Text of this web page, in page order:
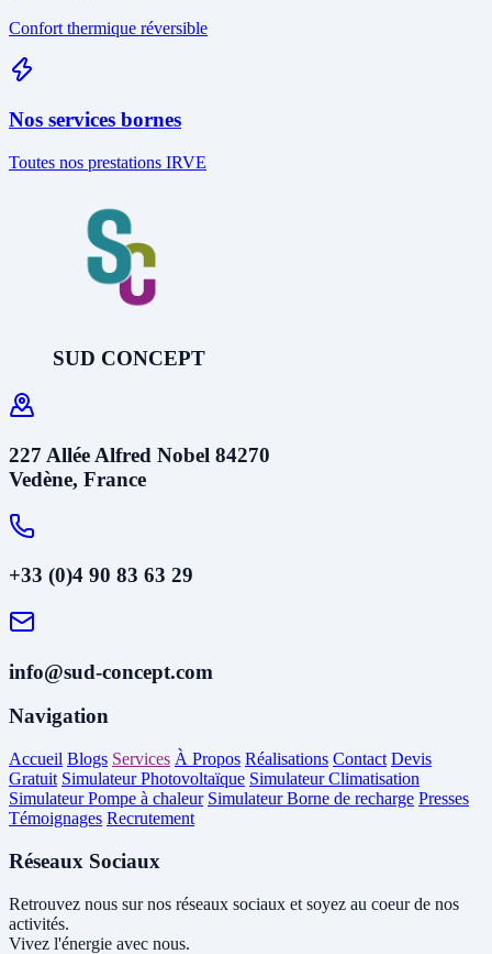
Confort thermique réversible
Nos services bornes
Toutes nos prestations IRVE
SUD CONCEPT
227 Allée Alfred Nobel 84270
Vedène, France
+33 (0)4 90 83 63 29
info@sud-concept.com
Navigation
Accueil Blogs Services À Propos Réalisations Contact Devis
Gratuit Simulateur Photovoltaïque Simulateur Climatisation
Simulateur Pompe à chaleur Simulateur Borne de recharge Presses
Témoignages Recrutement
Réseaux Sociaux
Retrouvez nous sur nos réseaux sociaux et soyez au coeur de nos
activités.
Vivez l'énergie avec nous.